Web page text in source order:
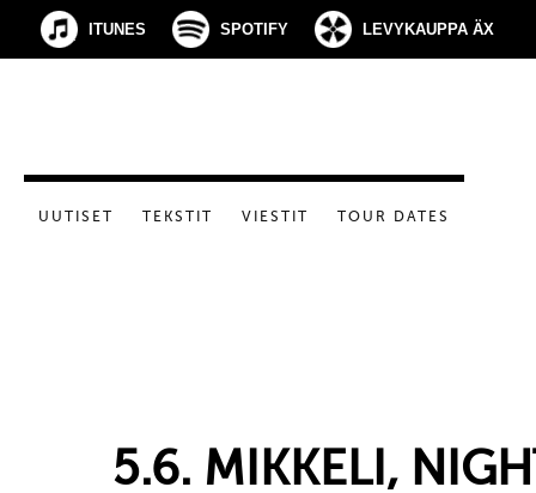
ITUNES SPOTIFY LEVYKAUPPA ÄX
UUTISET TEKSTIT VIESTIT TOUR DATES
5.6. MIKKELI,